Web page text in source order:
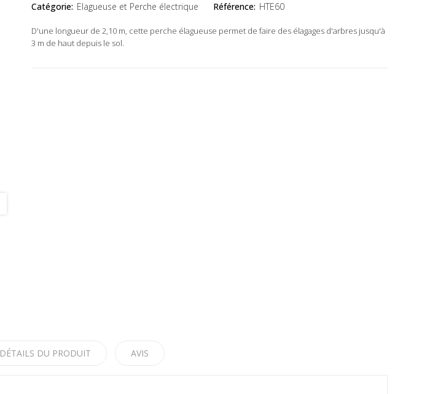
Catégorie: Elagueuse et Perche électrique Référence: HTE60
D'une longueur de 2,10 m, cette perche élagueuse permet de faire des élagages d'arbres jusqu'à
3 m de haut depuis le sol.
DÉTAILS DU PRODUIT AVIS